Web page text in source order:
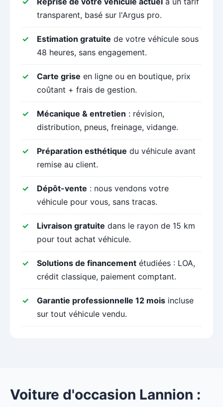
transparent, basé sur l'Argus pro.
Estimation gratuite de votre véhicule sous
48 heures, sans engagement.
Carte grise en ligne ou en boutique, prix
coûtant + frais de gestion.
Mécanique & entretien : révision,
distribution, pneus, freinage, vidange.
Préparation esthétique du véhicule avant
remise au client.
Dépôt-vente : nous vendons votre
véhicule pour vous, sans tracas.
Livraison gratuite dans le rayon de 15 km
pour tout achat véhicule.
Solutions de financement étudiées : LOA,
crédit classique, paiement comptant.
Garantie professionnelle 12 mois incluse
sur tout véhicule vendu.
Voiture d'occasion Lannion :